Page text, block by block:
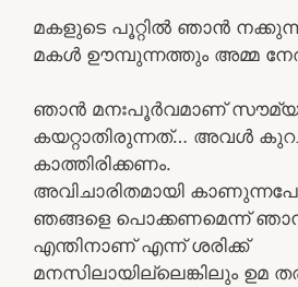
മകളുടെ പൂറ്റിൽ ഞാൻ
മകൾ ഊമ്പുന്നത്തും അമ്മ
ഞാൻ മനഃപൂർവമാണ്
കയറ്റാതിരുന്നത്… അവൾ
കാത്തിരിക്കണം.
അവിചാരിതമായി
ഞങ്ങളെ പൊക്കണമെന്ന്
എന്തിനാണ് എന്ന് ശരിക്ക്
മനസിലായില്ലെങ്കിലും ഉമ